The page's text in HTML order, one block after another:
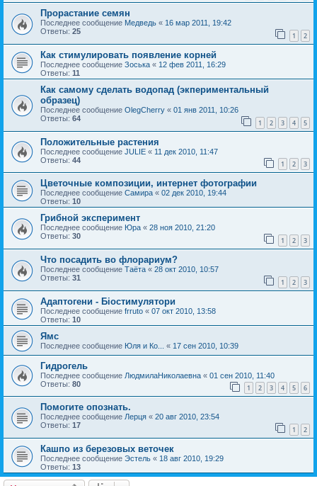
Прорастание семян
Последнее сообщение Медведь « 16 мар 2011, 19:42
Ответы: 25 1 2
Как стимулировать появление корней
Последнее сообщение Зоська « 12 фев 2011, 16:29
Ответы: 11
Как самому сделать водопад (экпериментальный
образец)
Последнее сообщение OlegCherry « 01 янв 2011, 10:26
Ответы: 64 1 2 3 4 5
Положительные растения
Последнее сообщение JULIE « 11 дек 2010, 11:47
Ответы: 44 1 2 3
Цветочные композиции, интернет фотографии
Последнее сообщение Самира « 02 дек 2010, 19:44
Ответы: 10
Грибной эксперимент
Последнее сообщение Юра « 28 ноя 2010, 21:20
Ответы: 30 1 2 3
Что посадить во флорариум?
Последнее сообщение Таёта « 28 окт 2010, 10:57
Ответы: 31 1 2 3
Адаптогени - Біостимулятори
Последнее сообщение frruto « 07 окт 2010, 13:58
Ответы: 10
Ямс
Последнее сообщение Юля и Ко... « 17 сен 2010, 10:39
Гидрогель
Последнее сообщение ЛюдмилаНиколаевна « 01 сен 2010, 11:40
Ответы: 80 1 2 3 4 5 6
Помогите опознать.
Последнее сообщение Лерця « 20 авг 2010, 23:54
Ответы: 17 1 2
Кашпо из березовых веточек
Последнее сообщение Эстель « 18 авг 2010, 19:29
Ответы: 13